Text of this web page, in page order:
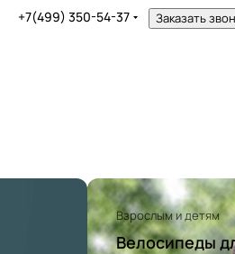
+7(499) 350-54-37 Заказать
Взрослым и детям
Велосипеды